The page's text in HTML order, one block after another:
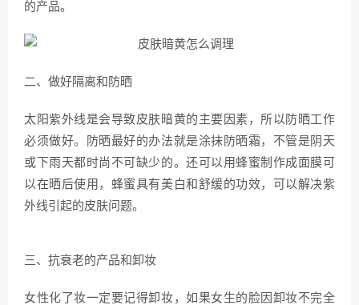
的产品。
二、做好隔离和防晒
太阳紫外线是会导致皮肤暗黄的主要因素，所以防晒工作
必须做好。防晒最好的办法就是涂抹防晒霜，不管是阴天
或下雨天都时尚不可缺少的。还可以用蜂蜜制作成面膜可
以在晒后使用，蜂蜜具有美白和舒缓的功效，可以解决紫
外线引起的皮肤问题。
三、抗衰老的产品和卸妆
女性化了妆一定要记得卸妆，如果女生的脸因卸妆不完全